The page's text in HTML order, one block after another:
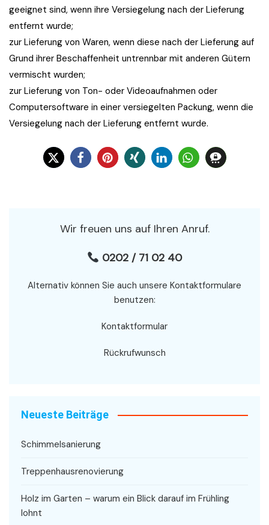
geeignet sind, wenn ihre Versiegelung nach der Lieferung
entfernt wurde;
zur Lieferung von Waren, wenn diese nach der Lieferung auf
Grund ihrer Beschaffenheit untrennbar mit anderen Gütern
vermischt wurden;
zur Lieferung von Ton- oder Videoaufnahmen oder
Computersoftware in einer versiegelten Packung, wenn die
Versiegelung nach der Lieferung entfernt wurde.
Wir freuen uns auf Ihren Anruf.
0202 / 71 02 40
Alternativ können Sie auch unsere Kontaktformulare
benutzen:
Kontaktformular
Rückrufwunsch
Neueste Beiträge
Schimmelsanierung
Treppenhausrenovierung
Holz im Garten – warum ein Blick darauf im Frühling
lohnt